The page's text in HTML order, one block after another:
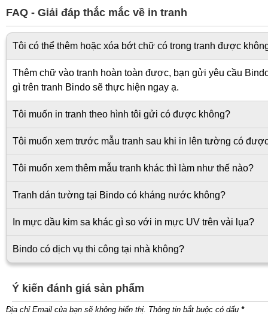
FAQ - Giải đáp thắc mắc về in tranh
Tôi có thể thêm hoặc xóa bớt chữ có trong tranh được
Thêm chữ vào tranh hoàn toàn được, bạn gửi yêu cầu
gì trên tranh Bindo sẽ thực hiện ngay ạ.
Tôi muốn in tranh theo hình tôi gửi có được không?
Tôi muốn xem trước mẫu tranh sau khi in lên tường có
Tôi muốn xem thêm mẫu tranh khác thì làm như thế nào?
Tranh dán tường tại Bindo có kháng nước không?
In mực dầu kim sa khác gì so với in mực UV trên vải lụa?
Bindo có dịch vụ thi công tại nhà không?
Ý kiến đánh giá sản phẩm
Địa chỉ Email của bạn sẽ không hiển thị. Thông tin bắt buộc có dấu *